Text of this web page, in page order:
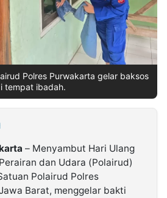
Polres Purwakarta gelar baksos
tempat ibadah.
– Menyambut Hari Ulang
dan Udara (Polairud)
Polairud Polres
Barat, menggelar bakti